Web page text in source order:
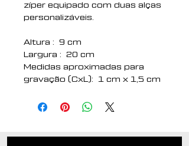
zíper equipado com duas alças
personalizáveis.
Altura : 9 cm
Largura : 20 cm
Medidas aproximadas para
gravação (CxL): 1 cm x 1,5 cm